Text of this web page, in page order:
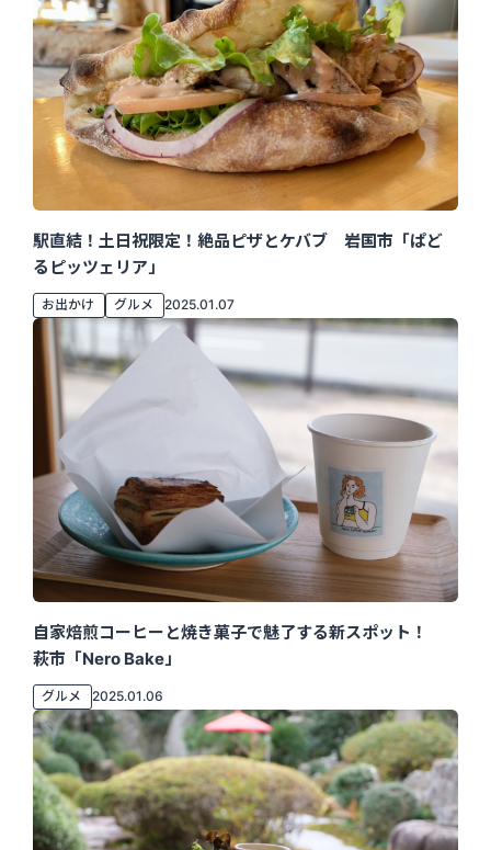
駅直結！土日祝限定！絶品ピザとケバブ 岩国市「ぱど
るピッツェリア」
お出かけ グルメ 2025.01.07
自家焙煎コーヒーと焼き菓子で魅了する新スポット！
萩市「Nero Bake」
グルメ 2025.01.06